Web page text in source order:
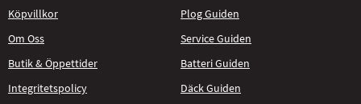
Köpvillkor
Om Oss
Butik & Öppettider
Integritetspolicy
Plog Guiden
Service Guiden
Batteri Guiden
Däck Guiden